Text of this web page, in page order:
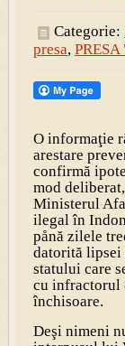
Categorie:
presa,
O informaţie
arestare
confirmă
mod
Ministerul
ilegal în
pånă zilele
datorită lipsei
statului care
cu infractorul
închisoare.
Deşi nimeni